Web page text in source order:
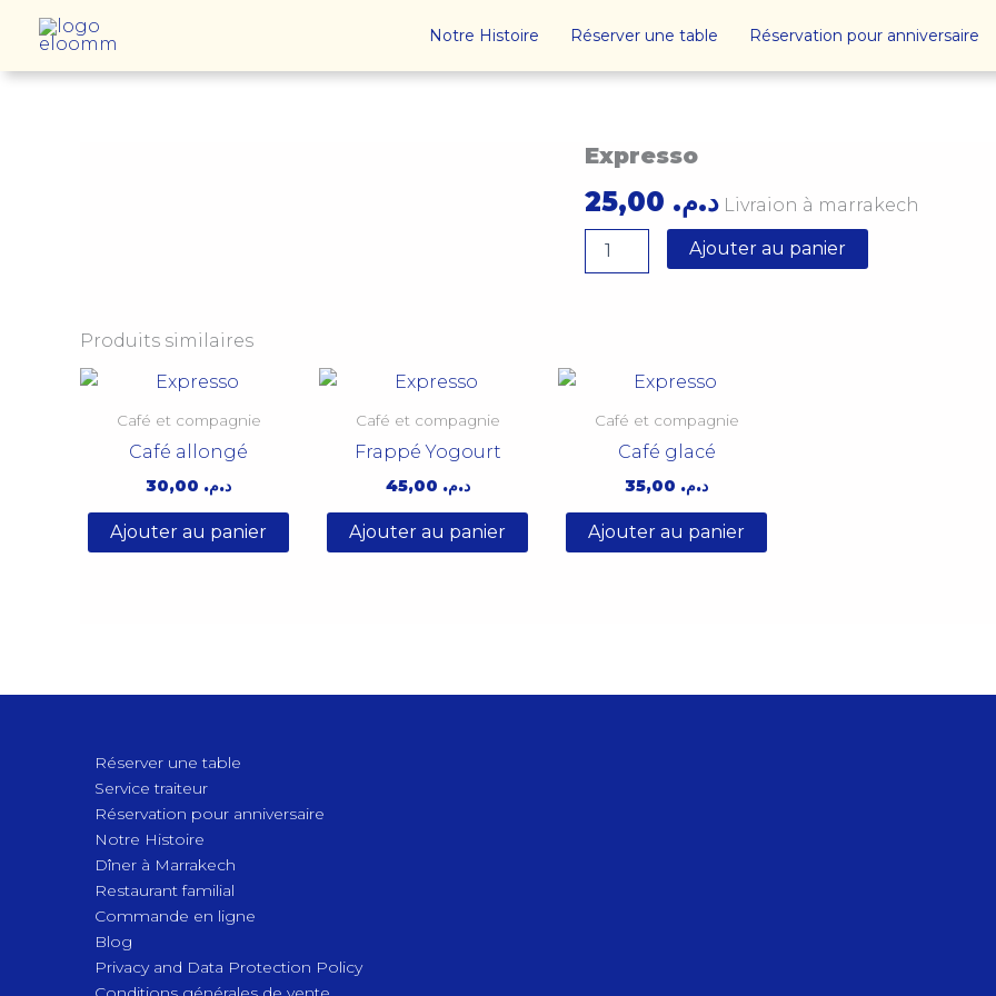
Aller
contenu
Notre Histoire Réserver une table Réservation pour anniversaire
Expresso
د.م. Livraion à marrakech
quantité
Expresso
Ajouter au panier
Produits similaires
Café et compagnie
Café allongé
د.م.
Ajouter au panier
Café et compagnie
Frappé Yogourt
د.م.
Ajouter au panier
Café et compagnie
Café glacé
د.م.
Ajouter au panier
Réserver une table
Service traiteur
Réservation pour anniversaire
Notre Histoire
Dîner à Marrakech
Restaurant familial
Commande en ligne
Blog
Privacy and Data Protection Policy